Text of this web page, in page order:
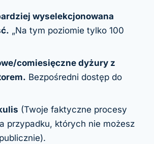
wyselekcjonowana
„Na tym poziomie tylko 100
comiesięczne dyżury z
Bezpośredni dostęp do
(Twoje faktyczne procesy
przypadku, których nie możesz